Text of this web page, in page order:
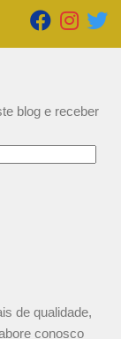
blog e receber
de qualidade,
conosco